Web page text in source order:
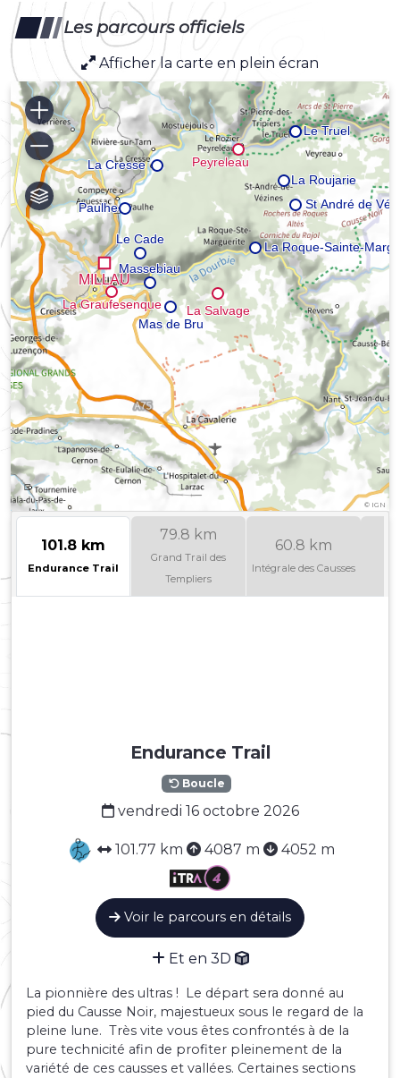
Les parcours officiels
Afficher la carte en plein écran
© IGN
101.8 km
Endurance Trail
79.8 km
Grand Trail des
Templiers
60.8 km
Intégrale des Causses
Endurance Trail
Boucle
vendredi 16 octobre 2026
101.77 km 4087 m 4052 m
Voir le parcours en détails
Et en 3D
La pionnière des ultras ! Le départ sera donné au
pied du Causse Noir, majestueux sous le regard de la
pleine lune. Très vite vous êtes confrontés à de la
pure technicité afin de profiter pleinement de la
variété de ces causses et vallées. Certaines sections